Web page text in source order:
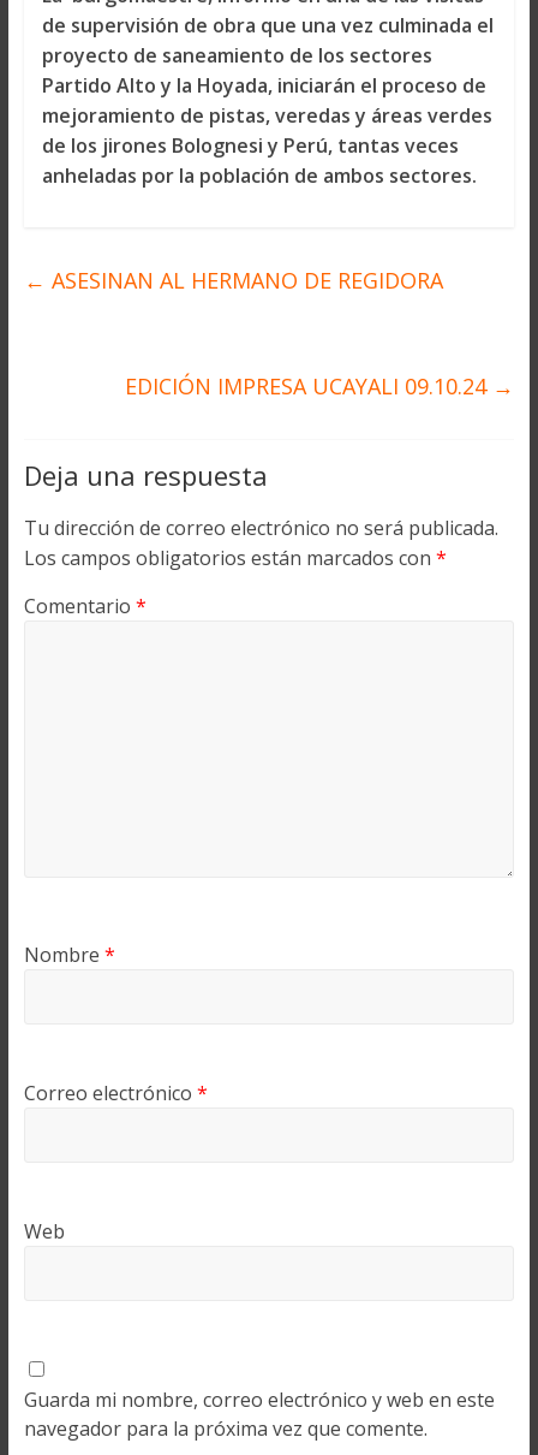
de supervisión de obra que una vez culminada el
proyecto de saneamiento de los sectores
Partido Alto y la Hoyada, iniciarán el proceso de
mejoramiento de pistas, veredas y áreas verdes
de los jirones Bolognesi y Perú, tantas veces
anheladas por la población de ambos sectores.
← ASESINAN AL HERMANO DE REGIDORA
EDICIÓN IMPRESA UCAYALI 09.10.24 →
Deja una respuesta
Tu dirección de correo electrónico no será publicada.
Los campos obligatorios están marcados con *
Comentario *
Nombre *
Correo electrónico *
Web
Guarda mi nombre, correo electrónico y web en este
navegador para la próxima vez que comente.